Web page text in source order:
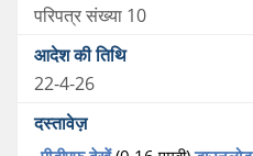
परिपत्र संख्या 10
22-4-26